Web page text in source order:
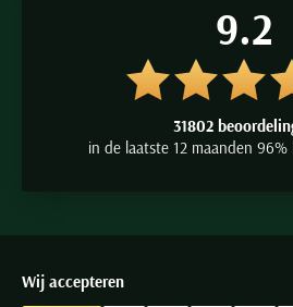
9.2
31802
in de laatste 12 maanden
Wij accepteren